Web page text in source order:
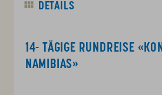
DETAILS
14- TÄGIGE RUNDREISE
NAMIBIAS»